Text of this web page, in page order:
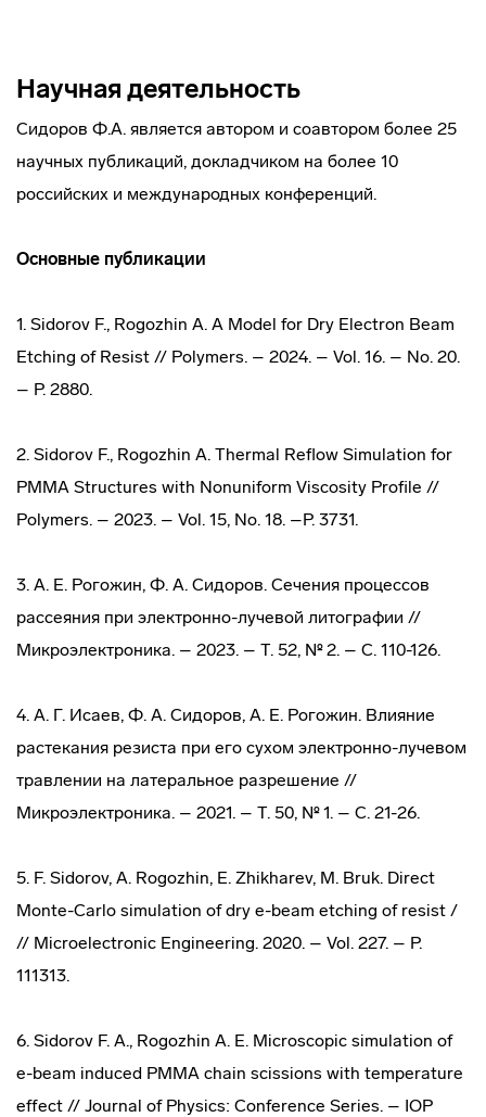
Научная деятельность
Сидоров Ф.А. является автором и соавтором более 25
научных публикаций, докладчиком на более 10
российских и международных конференций.
Основные публикации
1. Sidorov F., Rogozhin A. A Model for Dry Electron Beam
Etching of Resist // Polymers. – 2024. – Vol. 16. – No. 20.
– P. 2880.
2. Sidorov F., Rogozhin A. Thermal Reflow Simulation for
PMMA Structures with Nonuniform Viscosity Profile //
Polymers. – 2023. – Vol. 15, No. 18. –P. 3731.
3. А. Е. Рогожин, Ф. А. Сидоров. Сечения процессов
рассеяния при электронно-лучевой литографии //
Микроэлектроника. – 2023. – Т. 52, № 2. – С. 110-126.
4. А. Г. Исаев, Ф. А. Сидоров, А. Е. Рогожин. Влияние
растекания резиста при его сухом электронно-лучевом
травлении на латеральное разрешение //
Микроэлектроника. – 2021. – Т. 50, № 1. – С. 21-26.
5. F. Sidorov, A. Rogozhin, E. Zhikharev, M. Bruk. Direct
Monte-Carlo simulation of dry e-beam etching of resist /
// Microelectronic Engineering. 2020. – Vol. 227. – P.
111313.
6. Sidorov F. A., Rogozhin A. E. Microscopic simulation of
e-beam induced PMMA chain scissions with temperature
effect // Journal of Physics: Conference Series. – IOP